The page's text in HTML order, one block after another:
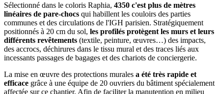
Sélectionné dans le coloris Raphia, 4350 c'est plus de mètres
linéaires de pare-chocs qui habillent les couloirs des parties
communes et des circulations de l'IGH parisien. Stratégiquement
positionnés à 20 cm du sol, les profilés protègent les murs et leurs
différents revêtements (textile, peinture, œuvres…) des impacts,
des accrocs, déchirures dans le tissu mural et des traces liés aux
incessants passages de bagages et des chariots de conciergerie.
La mise en œuvre des protections murales a été très rapide et
efficace grâce à une équipe de 20 ouvriers du bâtiment spécialement
affectée sur ce chantier. Afin de faciliter la manutention en milieu